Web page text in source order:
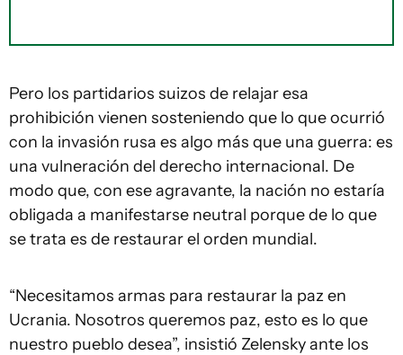
Pero los partidarios suizos de relajar esa
prohibición vienen sosteniendo que lo que ocurrió
con la invasión rusa es algo más que una guerra: es
una vulneración del derecho internacional. De
modo que, con ese agravante, la nación no estaría
obligada a manifestarse neutral porque de lo que
se trata es de restaurar el orden mundial.
“Necesitamos armas para restaurar la paz en
Ucrania. Nosotros queremos paz, esto es lo que
nuestro pueblo desea”, insistió Zelensky ante los